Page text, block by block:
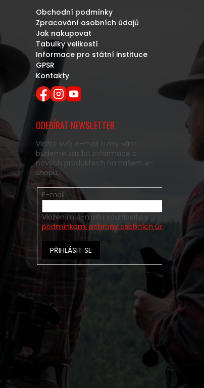
Obchodní podmínky
Zpracování osobních údajů
Jak nakupovat
Tabulky velikostí
Informace pro státní instituce
GPSR
Kontakty
ODEBÍRAT NEWSLETTER
Vložte svůj e-mail a my vám
budeme zasílat informace o
nových produktech na našem e-
shopu.
E-mail
Vložením e-mailu souhlasíte s
podmínkami ochrany osobních údajů
PŘIHLÁSIT SE